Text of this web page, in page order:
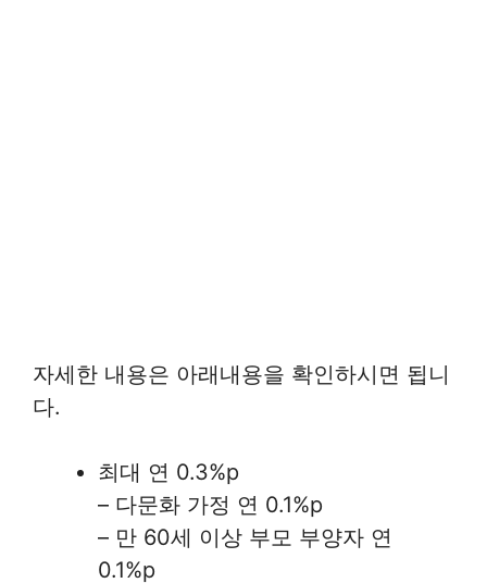
자세한 내용은 아래내용을 확인하시면 됩니
다.
최대 연 0.3%p
– 다문화 가정 연 0.1%p
– 만 60세 이상 부모 부양자 연
0.1%p